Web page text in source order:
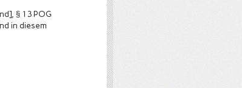
§ 13 POG
in diesem